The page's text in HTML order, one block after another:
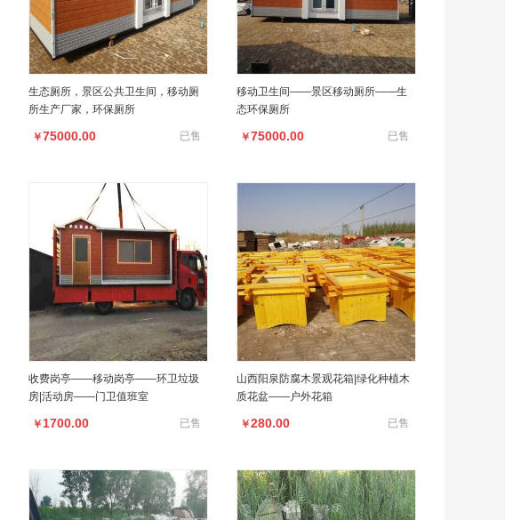
生态厕所，景区公共卫生间，移动厕
所生产厂家，环保厕所
￥75000.00 已售
移动卫生间——景区移动厕所——生
态环保厕所
￥75000.00 已售
收费岗亭——移动岗亭——环卫垃圾
房|活动房——门卫值班室
￥ 1700.00 已售
山西阳泉防腐木景观花箱|绿化种植木
质花盆——户外花箱
￥280.00 已售